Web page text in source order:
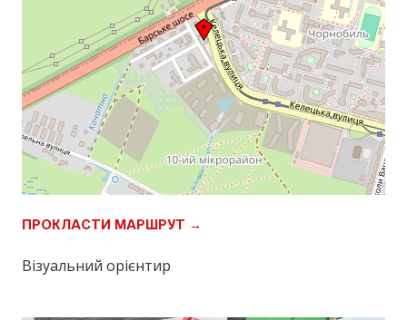
ПРОКЛАСТИ МАРШРУТ →
Візуальний орієнтир